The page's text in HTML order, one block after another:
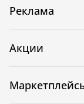
Реклама
Акции